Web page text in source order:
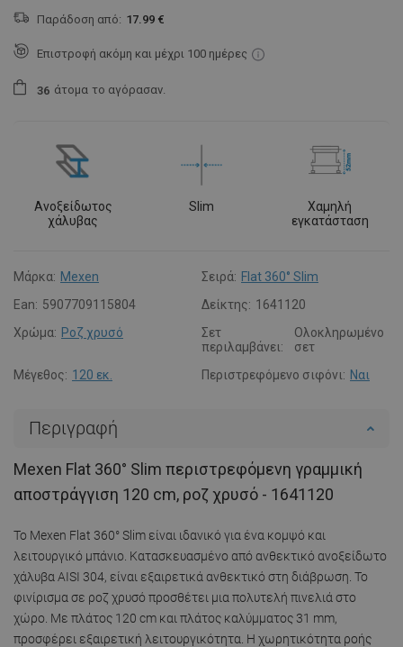
Παράδοση από: 17.99 €
Επιστροφή ακόμη και μέχρι 100 ημέρες
36 άτομα το αγόρασαν.
Ανοξείδωτος
χάλυβας
Slim
Χαμηλή
εγκατάσταση
Μάρκα: Mexen Σειρά: Flat 360° Slim
Ean: 5907709115804 Δείκτης: 1641120
Χρώμα: Ροζ χρυσό
Σετ
περιλαμβάνει:
Ολοκληρωμένο
σετ
Μέγεθος: 120 εκ. Περιστρεφόμενο σιφόνι: Ναι
Περιγραφή
Mexen Flat 360° Slim περιστρεφόμενη γραμμική
αποστράγγιση 120 cm, ροζ χρυσό - 1641120
Το Mexen Flat 360° Slim είναι ιδανικό για ένα κομψό και
λειτουργικό μπάνιο. Κατασκευασμένο από ανθεκτικό ανοξείδωτο
χάλυβα AISI 304, είναι εξαιρετικά ανθεκτικό στη διάβρωση. Το
φινίρισμα σε ροζ χρυσό προσθέτει μια πολυτελή πινελιά στο
χώρο. Με πλάτος 120 cm και πλάτος καλύμματος 31 mm,
προσφέρει εξαιρετική λειτουργικότητα. Η χωρητικότητα ροής